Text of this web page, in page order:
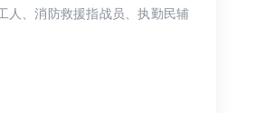
人、消防救援指战员、执勤民辅